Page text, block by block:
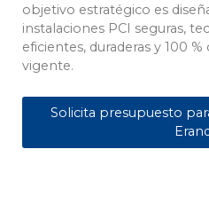
objetivo estratégico es
instalaciones PCI seguras,
eficientes, duraderas y 100
vigente.
Solicita presupuesto